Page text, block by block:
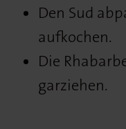
Den Sud
aufkochen.
Die
garziehen.